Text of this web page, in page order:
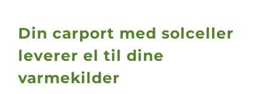
Din carport med solceller
leverer el til dine
varmekilder